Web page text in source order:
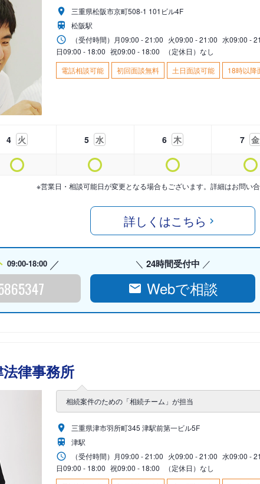
三重県松阪市京町508-1 101ビル4F
松阪駅
（受付時間） 月09:00 - 21:00 火09:00 - 21:00 水09:00 -
日09:00 - 18:00 祝09:00 - 18:00
（定休日）なし
電話相談可能
初回面談無料 土日面談可能 18時以降
4 火 5 水 6 木 7 金
※営業日・相談可能日が変更となる場合もございます。詳細はお問い合
詳しくはこちら
09:00-18:00 24時間受付中
Webで相談
律事務所
相続案件のための「相続チーム」が担当
三重県津市羽所町345 津駅前第一ビル5F
津駅
（受付時間） 月09:00 - 21:00 火09:00 - 21:00 水09:00 -
日09:00 - 18:00 祝09:00 - 18:00
（定休日）なし